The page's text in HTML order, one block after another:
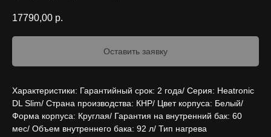
17790,00 р.
Оставить заявку
Характеристики: Гарантийный срок: 2 года/ Серия: Heatronic
DL Slim/ Страна производства: КНР/ Цвет корпуса: Белый/
Форма корпуса: Круглая/ Гарантия на внутренний бак: 60
мес/ Объем внутреннего бака: 92 л/ Тип нагрева